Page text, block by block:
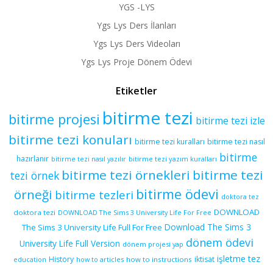
YGS -LYS
Ygs Lys Ders İlanları
Ygs Lys Ders Videoları
Ygs Lys Proje Dönem Ödevi
Etiketler
bitirme projesi bitirme tezi bitirme tezi izle
bitirme tezi konuları bitirme tezi kuralları bitirme tezi nasıl
hazırlanır bitirme tezi nasıl yazılır bitirme tezi yazım kuralları bitirme
tezi örnek bitirme tezi örnekleri bitirme tezi
örneği bitirme tezleri bitirme ödevi doktora tez
doktora tezi DOWNLOAD The Sims 3 University Life For Free DOWNLOAD
The Sims 3 University Life Full For Free Download The Sims 3
University Life Full Version dönem projesi yap dönem ödevi
education History how to articles how to instructions iktisat işletme tez